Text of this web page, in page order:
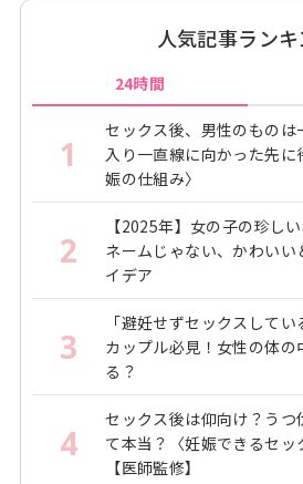
人気記事ラン
24時間
1
セックス後、男性のものは
入り一直線に向かった先
娠の仕組み〉
2
【2025年】女の子の珍し
ネームじゃない、かわい
イデア
3
「避妊せずセックスしてい
カップル必見！女性の体の
る？
4
セックス後は仰向け？うつ
て本当？〈妊娠できるセッ
【医師監修】